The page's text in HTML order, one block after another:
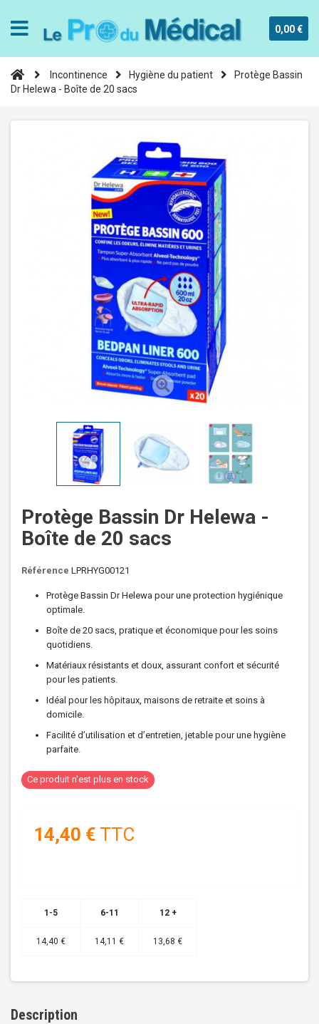
0,00 €
Incontinence Hygiène du patient
Protège Bassin
Dr Helewa - Boîte de 20 sacs
Protège Bassin Dr Helewa -
Boîte de 20 sacs
Référence LPRHYG00121
Protège Bassin Dr Helewa pour une protection hygiénique
optimale.
Boîte de 20 sacs, pratique et économique pour les soins
quotidiens.
Matériaux résistants et doux, assurant confort et sécurité
pour les patients.
Idéal pour les hôpitaux, maisons de retraite et soins à
domicile.
Facilité d’utilisation et d’entretien, jetable pour une hygiène
parfaite.
Ce produit n'est plus en stock
14,40 € TTC
1-5 6-11 12 +
14,40 € 14,11 € 13,68 €
Description